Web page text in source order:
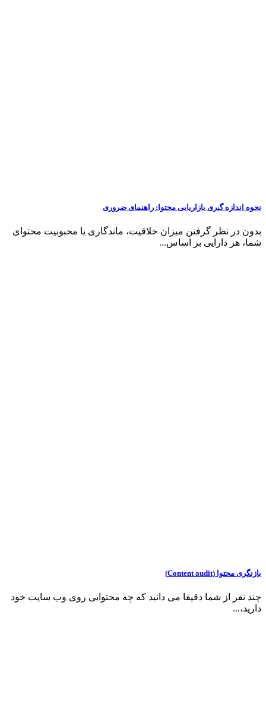
نحوه اندازه گیری بازاریابی محتوا: راهنمای ضروری
بدون در نظر گرفتن میزان خلاقیت، ماندگاری یا محبوبیت محتوای
شما، هر دارایی بر اساس...
بازنگری محتوا (Content audit)
چند نفر از شما دقیقا می دانید که چه محتوایی روی وب سایت خود
دارید،...